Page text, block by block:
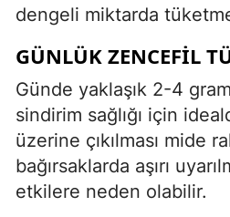
dengeli miktarda
GÜNLÜK ZENCEFIL
Günde yaklaşık 2-4
sindirim sağlığı için
üzerine çıkılması mide
bağırsaklarda aşırı
etkilere neden olabilir.